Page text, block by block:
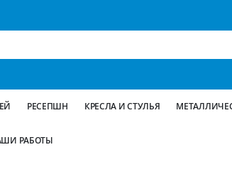
РЕСЕПШН КРЕСЛА И СТУЛЬЯ
РАБОТЫ